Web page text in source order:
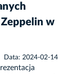
w
Data: 2024-02-14